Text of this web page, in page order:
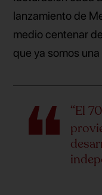
lanzamiento de
medio centenar
que ya somos
“El 70% de la facturación